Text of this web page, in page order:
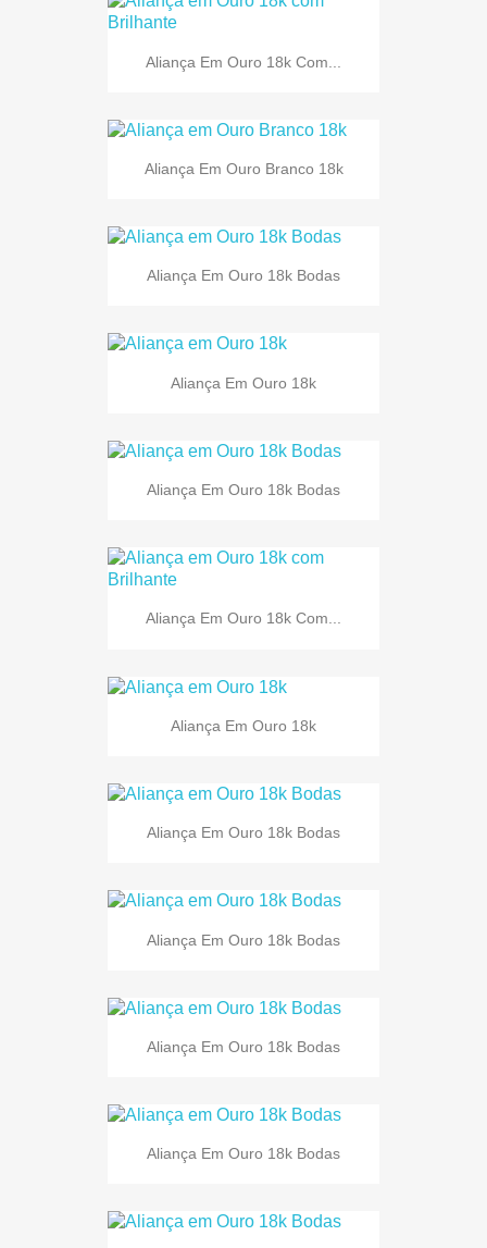
Aliança Em Ouro 18k Com...
Aliança Em Ouro Branco 18k
Aliança Em Ouro 18k Bodas
Aliança Em Ouro 18k
Aliança Em Ouro 18k Bodas
Aliança Em Ouro 18k Com...
Aliança Em Ouro 18k
Aliança Em Ouro 18k Bodas
Aliança Em Ouro 18k Bodas
Aliança Em Ouro 18k Bodas
Aliança Em Ouro 18k Bodas